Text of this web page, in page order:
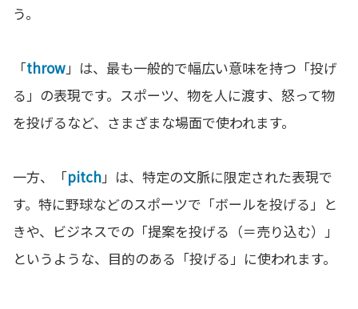
う。
「throw」は、最も一般的で幅広い意味を持つ「投げ
る」の表現です。スポーツ、物を人に渡す、怒って物
を投げるなど、さまざまな場面で使われます。
一方、「pitch」は、特定の文脈に限定された表現で
す。特に野球などのスポーツで「ボールを投げる」と
きや、ビジネスでの「提案を投げる（＝売り込む）」
というような、目的のある「投げる」に使われます。